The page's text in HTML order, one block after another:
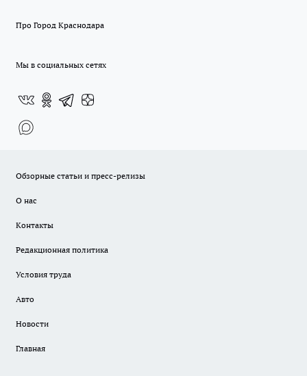
Про Город Краснодара
Мы в социальных сетях
Обзорные статьи и пресс-релизы
О нас
Контакты
Редакционная политика
Условия труда
Авто
Новости
Главная